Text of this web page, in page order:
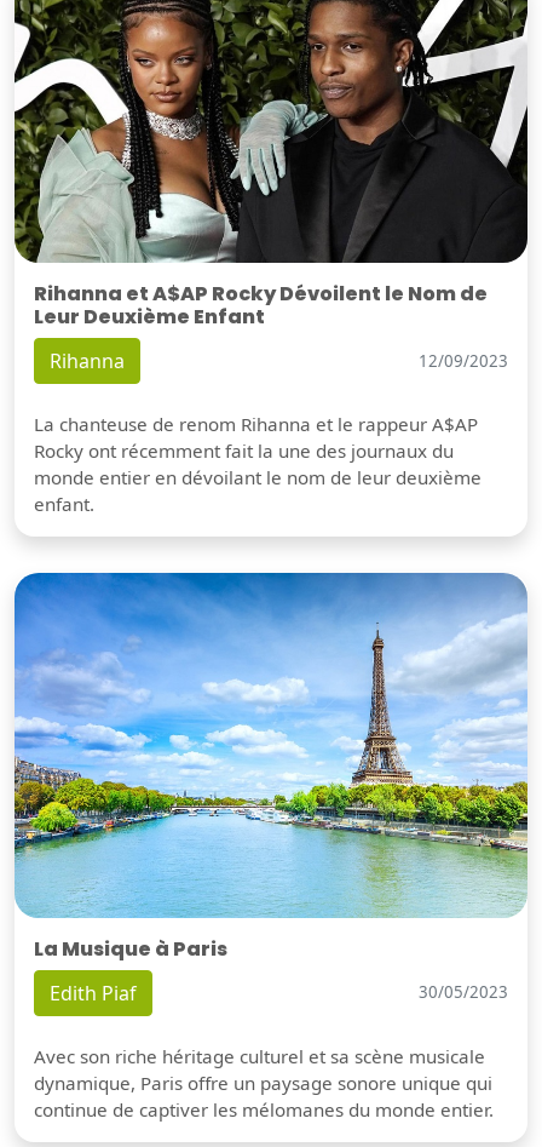
Rihanna et A$AP Rocky Dévoilent le Nom de
Leur Deuxième Enfant
Rihanna 12/09/2023
La chanteuse de renom Rihanna et le rappeur A$AP
Rocky ont récemment fait la une des journaux du
monde entier en dévoilant le nom de leur deuxième
enfant.
La Musique à Paris
Edith Piaf 30/05/2023
Avec son riche héritage culturel et sa scène musicale
dynamique, Paris offre un paysage sonore unique qui
continue de captiver les mélomanes du monde entier.